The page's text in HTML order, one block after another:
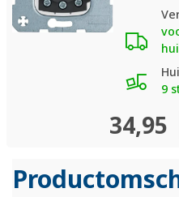
9
34,95